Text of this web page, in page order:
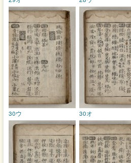
30オ
30ウ